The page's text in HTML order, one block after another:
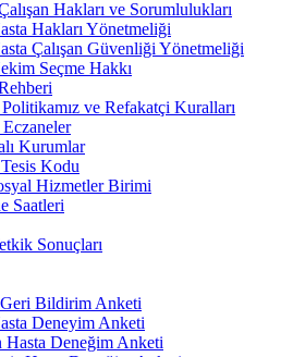
Hakları ve Sorumlulukları
Hakları Yönetmeliği
Çalışan Güvenliği Yönetmeliği
Seçme Hakkı
ve Refakatçi Kuralları
Kurumlar
Kodu
Hizmetler Birimi
Saatleri
Sonuçları
Geri Bildirim Anketi
Deneyim Anketi
Hasta Deneğim Anketi